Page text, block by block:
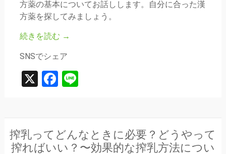
方薬の基本についてお話しします。自分に合った漢
方薬を探してみましょう。
続きを読む →
SNSでシェア
X Facebook
Line
搾乳ってどんなときに必要？どうやって
搾ればいい？〜効果的な搾乳方法につい